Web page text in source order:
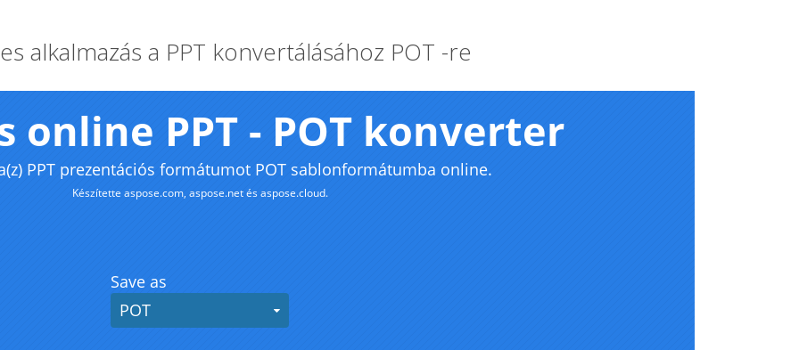
alkalmazás a PPT konvertálásához POT -re